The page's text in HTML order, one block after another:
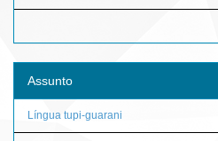
Assunto
Língua tupi-guarani